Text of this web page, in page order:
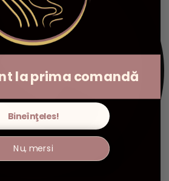
la prima comandă
Bineînţeles!
Nu, mersi